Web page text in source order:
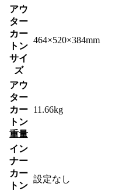
アウ
ター
カー
トン
サイ
ズ
464×520×384mm
アウ
ター
カー
トン
重量
11.66kg
イン
ナー
カー
トン
設定なし